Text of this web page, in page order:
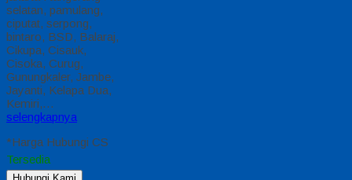
selatan, pamulang,
ciputat, serpong,
bintaro, BSD, Balaraj,
Cikupa, Cisauk,
Cisoka, Curug,
Gunungkaler, Jambe,
Jayanti, Kelapa Dua,
Kemiri,…
selengkapnya
*Harga Hubungi CS
Tersedia